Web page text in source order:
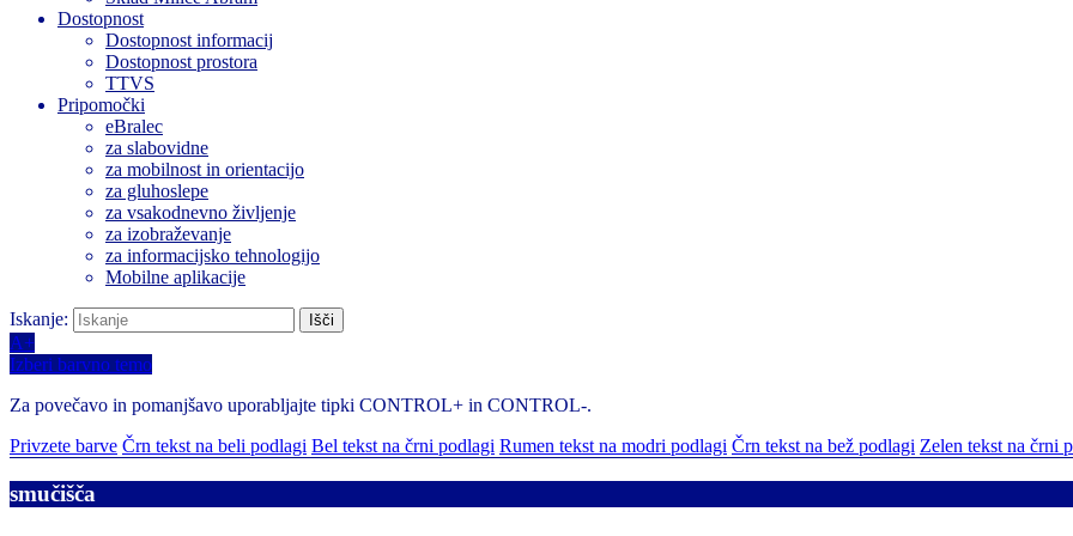
Dostopnost
Dostopnost informacij
Dostopnost prostora
TTVS
Pripomočki
eBralec
za slabovidne
za mobilnost in orientacijo
za gluhoslepe
za vsakodnevno življenje
za izobraževanje
za informacijsko tehnologijo
Mobilne aplikacije
Iskanje:
A+
Izberi barvno temo
Za povečavo in pomanjšavo uporabljajte tipki CONTROL+ in CONTROL-.
Privzete barve Črn tekst na beli podlagi Bel tekst na črni podlagi Rumen tekst na modri podlagi Črn tekst na bež podlagi Zelen tekst na črni
smučišča